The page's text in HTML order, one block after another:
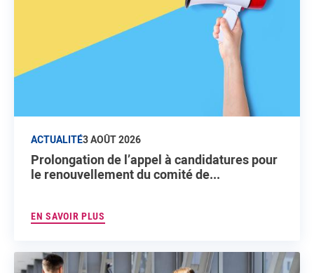
ACTUALITÉ3 AOÛT 2026
Prolongation de l’appel à candidatures pour
le renouvellement du comité de...
EN SAVOIR PLUS